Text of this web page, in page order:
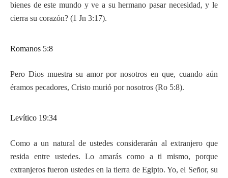
bienes de este mundo y ve a su hermano pasar necesidad, y le
cierra su corazón? (1 Jn 3:17).
Romanos 5:8
Pero Dios muestra su amor por nosotros en que, cuando aún
éramos pecadores, Cristo murió por nosotros (Ro 5:8).
Levítico 19:34
Como a un natural de ustedes considerarán al extranjero que
resida entre ustedes. Lo amarás como a ti mismo, porque
extranjeros fueron ustedes en la tierra de Egipto. Yo, el Señor, su